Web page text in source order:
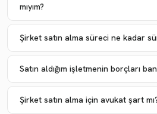
mıyım?
Şirket satın alma süreci ne kadar
Satın aldığım işletmenin borçları
Şirket satın alma için avukat şart